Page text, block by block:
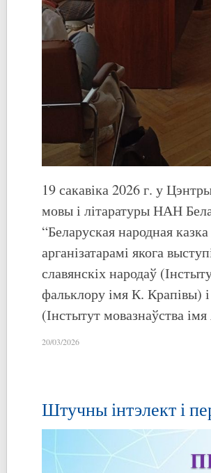
19 сакавіка 2026 г. у
мовы і літаратуры НАН
“Беларуская народная
арганізатарамі якога
славянскіх народаў
фальклору імя К. Крапівы) і
(Інстытут мовазнаўства
20/03/2026
Штучны інтэлект і